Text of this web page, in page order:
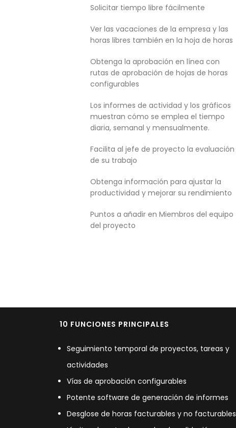
Solicitar tiempo libre fácilmente
Ver las vacaciones de la empresa y las
horas libres también en la hoja de horas
Obtenga la aprobación en línea con
rutas de aprobación de hojas de horas
configurables
Los informes de actividad y los gráficos
muestran cómo se emplea el tiempo
diaria, semanal y mensualmente.
Facilita al jefe de proyecto la evaluación
de su trabajo
Obtenga información para ajustar la
productividad y mejorar su rendimiento
Puntos a añadir en Miembros del equipo
del proyecto
10 FUNCIONES PRINCIPALES
Seguimiento temporal de proyectos, tareas y
actividades
Vías de aprobación configurables
Potente software de generación de informes
Desglose de horas facturables y no facturables